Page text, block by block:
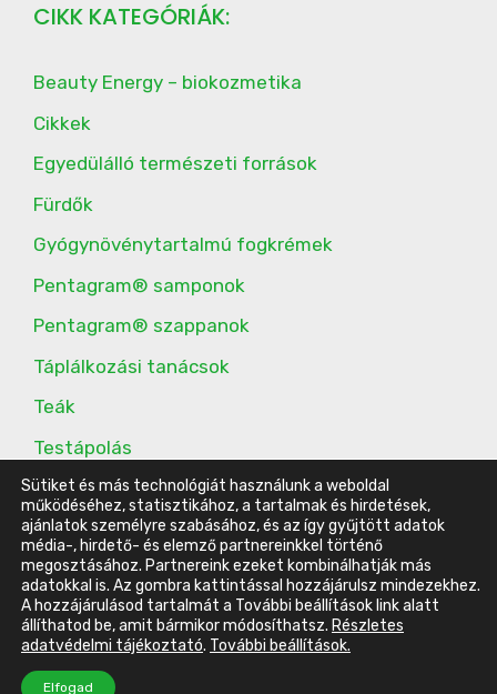
CIKK KATEGÓRIÁK:
Beauty Energy – biokozmetika
Cikkek
Egyedülálló természeti források
Fürdők
Gyógynövénytartalmú fogkrémek
Pentagram® samponok
Pentagram® szappanok
Táplálkozási tanácsok
Teák
Testápolás
További étrend-kiegészítők
© 2016-2023 Energy Belvárosi Klub |ÁSZF|Adatvédelmi
tájékoztató|Impresszum
Készítette:Szűcs Ádám -WordPress weboldal készítés
0 elemek - Ft
Sütiket és más technológiát használunk a weboldal
működéséhez, statisztikához, a tartalmak és hirdetések,
ajánlatok személyre szabásához, és az így gyűjtött adatok
média-, hirdető- és elemző partnereinkkel történő
megosztásához. Partnereink ezeket kombinálhatják más
adatokkal is. Az gombra kattintással hozzájárulsz mindezekhez.
A hozzájárulásod tartalmát a További beállítások link alatt
állíthatod be, amit bármikor módosíthatsz. Részletes
adatvédelmi tájékoztató. További beállítások.
Elfogad